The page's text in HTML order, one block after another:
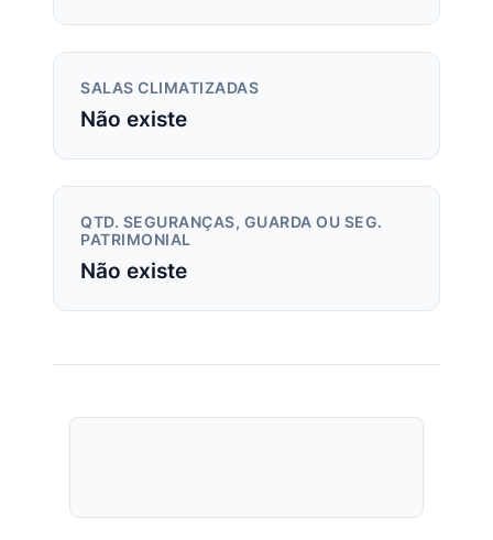
SALAS CLIMATIZADAS
Não existe
QTD. SEGURANÇAS, GUARDA OU SEG.
PATRIMONIAL
Não existe